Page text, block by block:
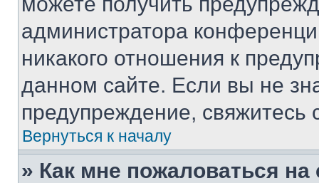
администратора
никакого отношения к
данном сайте. Если вы не
предупреждение,
Вернуться к началу
» Как мне пожаловаться